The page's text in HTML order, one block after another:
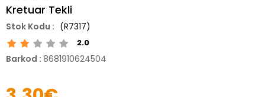
Kretuar Tekli
(R7317)
2.0
Barkod : 8681910624504